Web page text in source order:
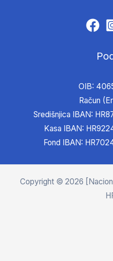
OIB:
Račun
Središnjica IBAN:
Kasa IBAN:
Fond IBAN:
Copyright © 2026